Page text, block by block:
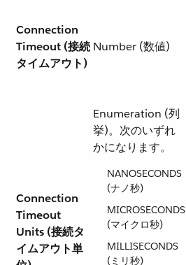
Connection
Timeout (接続
タイムアウト)
Number (数値)
Connection
Timeout
Units (接続タ
イムアウト単
Enumeration (列
挙)。次のいずれ
かになります。
NANOSECONDS
(ナノ秒)
MICROSECONDS
(マイクロ秒)
MILLISECONDS
(ミリ秒)